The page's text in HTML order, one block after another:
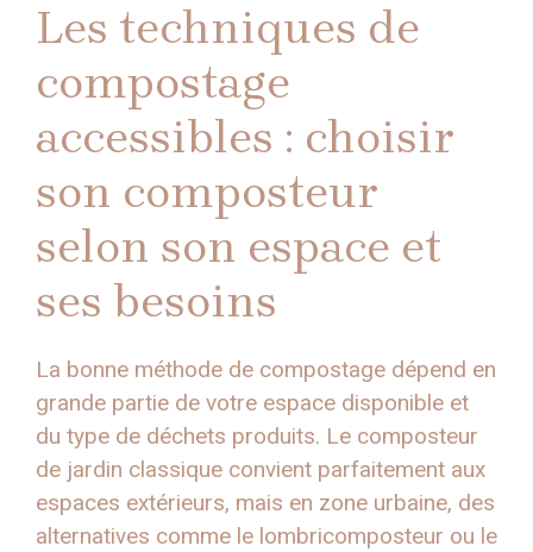
Les techniques de
compostage
accessibles : choisir
son composteur
selon son espace et
ses besoins
La bonne méthode de compostage dépend en
grande partie de votre espace disponible et
du type de déchets produits. Le composteur
de jardin classique convient parfaitement aux
espaces extérieurs, mais en zone urbaine, des
alternatives comme le lombricomposteur ou le